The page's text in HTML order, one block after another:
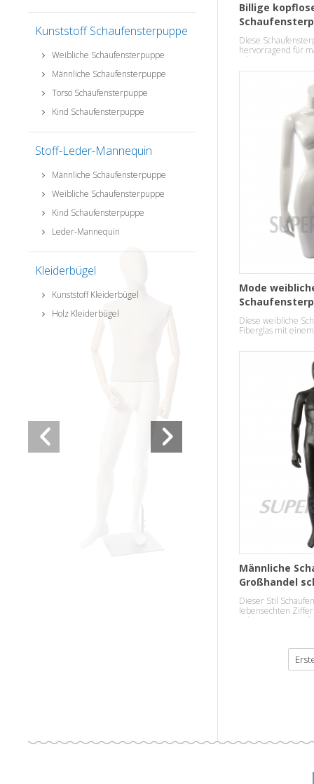
Kunststoff Schaufensterpuppe
Weibliche Schaufensterpuppe
Männliche Schaufensterpuppe
Torso Schaufensterpuppe
Kind Schaufensterpuppe
Stoff-Leder-Mannequin
Männliche Schaufensterpuppe
Weibliche Schaufensterpuppe
Kind Schaufensterpuppe
Leder-Mannequin
Kleiderbügel
Kunststoff Kleiderbügel
Holz Kleiderbügel
Billige
verkaufen
Diese
hervorragend für
oder Accessoires
Mode
Diese weibliche
Fiberglas mit
Männliche
Großhandel
Dieser Stil
lebensechten
sehr gut geeignet